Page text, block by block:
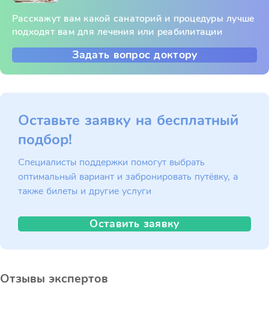
Расскажут вам какой санаторий и процедуры лучше
подходят вам для лечения или реабилитации
Задать вопрос доктору
Оставьте заявку на бесплатный
подбор!
Специалисты поддержки помогут выбрать
оптимальный вариант и забронировать путёвку, а
также билеты и другие услуги
Оставить заявку
Отзывы экспертов